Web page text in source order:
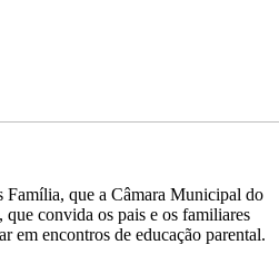
Família, que a Câmara Municipal do
convida os pais e os familiares
em encontros de educação parental.